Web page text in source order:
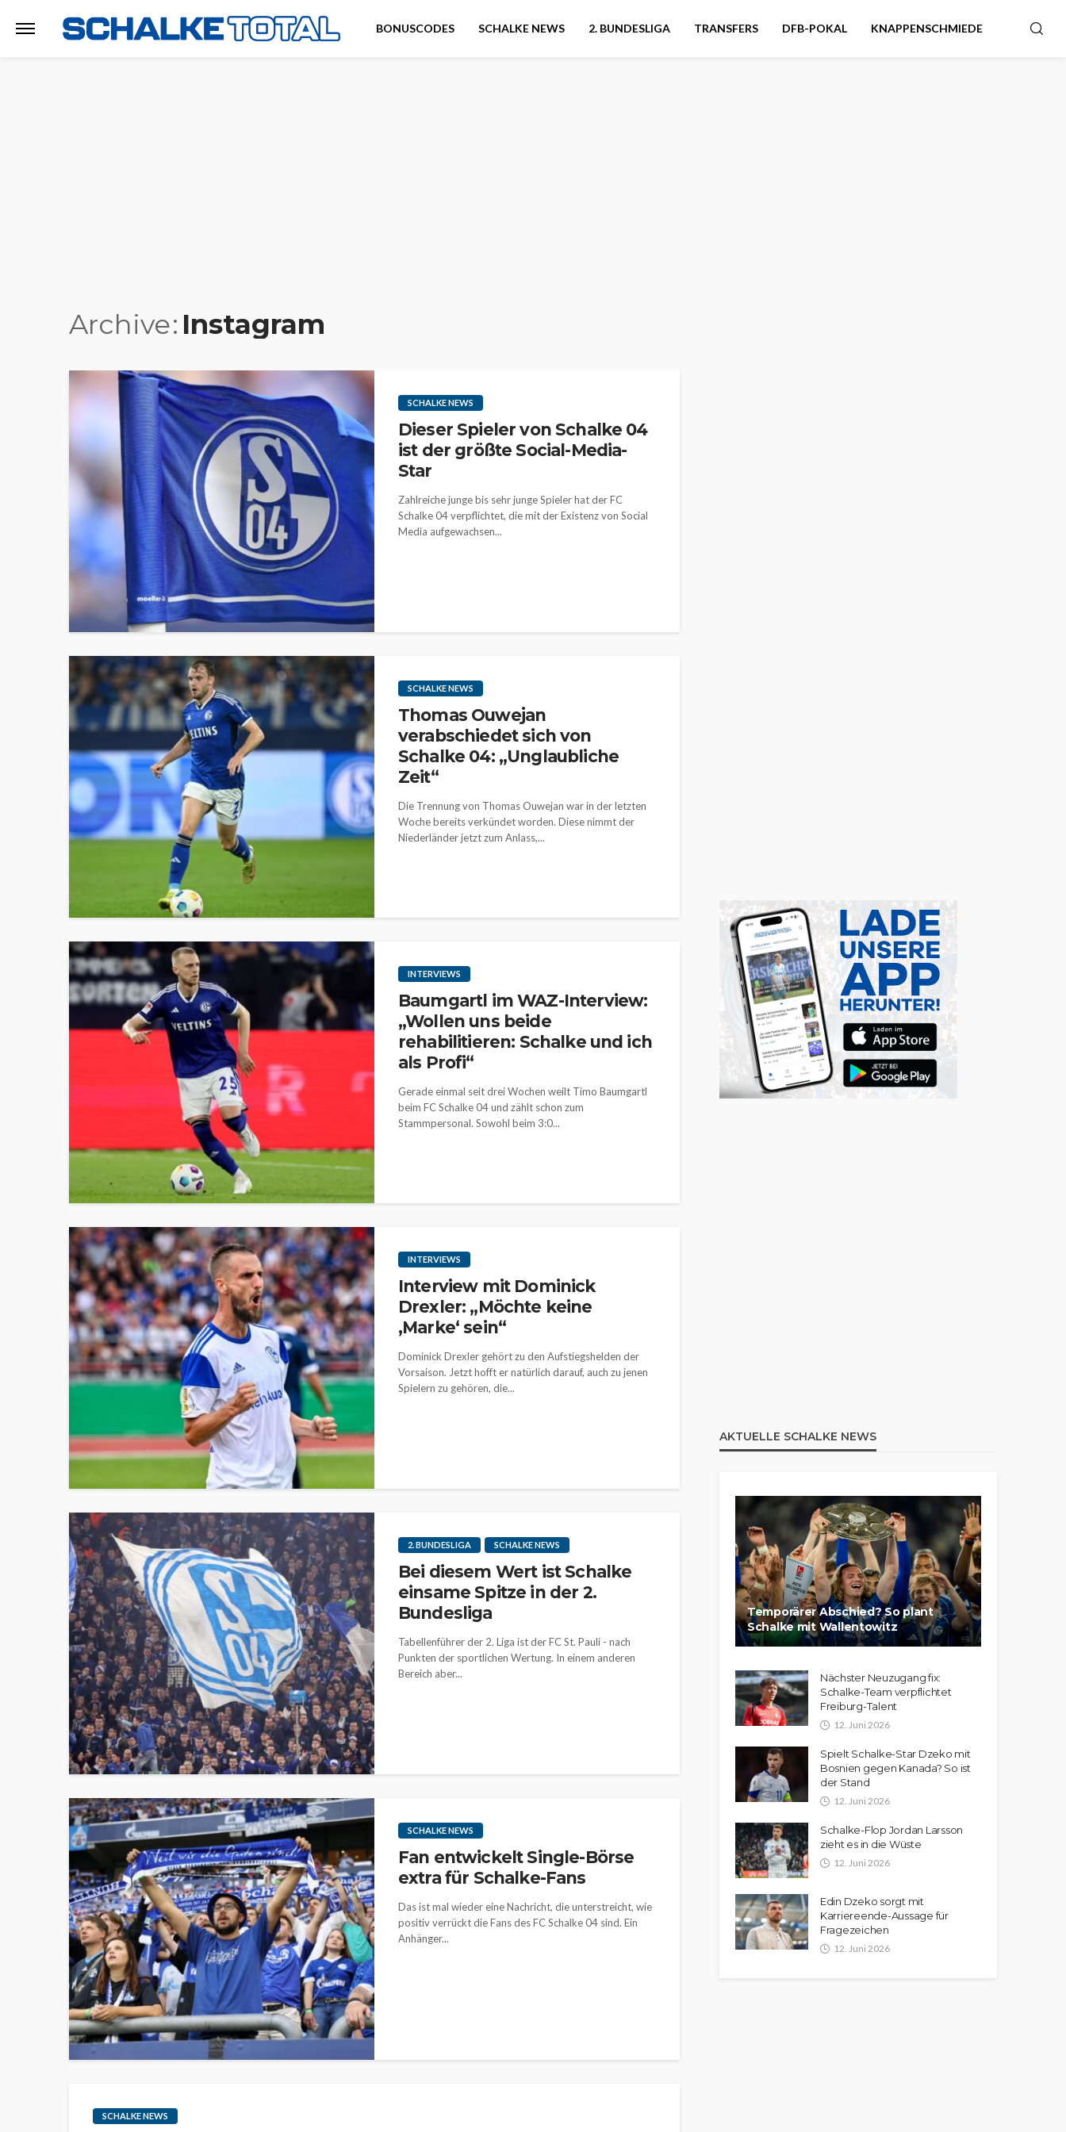
BONUSCODES SCHALKE NEWS 2. BUNDESLIGA TRANSFERS DFB-POKAL KNAPPENSCHMIEDE
Archive Instagram
SCHALKE NEWS
Dieser Spieler von Schalke 04
ist der größte Social-Media-
Star
Zahlreiche junge bis sehr junge Spieler hat der FC
Schalke 04 verpflichtet, die mit der Existenz von Social
Media aufgewachsen...
SCHALKE NEWS
Thomas Ouwejan
verabschiedet sich von
Schalke 04: „Unglaubliche
Zeit“
Die Trennung von Thomas Ouwejan war in der letzten
Woche bereits verkündet worden. Diese nimmt der
Niederländer jetzt zum Anlass,...
INTERVIEWS
Baumgartl im WAZ-Interview:
„Wollen uns beide
rehabilitieren: Schalke und ich
als Profi“
Gerade einmal seit drei Wochen weilt Timo Baumgartl
beim FC Schalke 04 und zählt schon zum
Stammpersonal. Sowohl beim 3:0...
INTERVIEWS
Interview mit Dominick
Drexler: „Möchte keine
‚Marke‘ sein“
Dominick Drexler gehört zu den Aufstiegshelden der
Vorsaison. Jetzt hofft er natürlich darauf, auch zu jenen
Spielern zu gehören, die...
2. BUNDESLIGA SCHALKE NEWS
Bei diesem Wert ist Schalke
einsame Spitze in der 2.
Bundesliga
Tabellenführer der 2. Liga ist der FC St. Pauli - nach
Punkten der sportlichen Wertung. In einem anderen
Bereich aber...
SCHALKE NEWS
Fan entwickelt Single-Börse
extra für Schalke-Fans
Das ist mal wieder eine Nachricht, die unterstreicht, wie
positiv verrückt die Fans des FC Schalke 04 sind. Ein
Anhänger...
SCHALKE NEWS
AKTUELLE SCHALKE NEWS
Temporärer Abschied? So plant
Schalke mit Wallentowitz
Nächster Neuzugang fix:
Schalke-Team verpflichtet
Freiburg-Talent
12. Juni 2026
Spielt Schalke-Star Dzeko mit
Bosnien gegen Kanada? So ist
der Stand
12. Juni 2026
Schalke-Flop Jordan Larsson
zieht es in die Wüste
12. Juni 2026
Edin Dzeko sorgt mit
Karriereende-Aussage für
Fragezeichen
12. Juni 2026